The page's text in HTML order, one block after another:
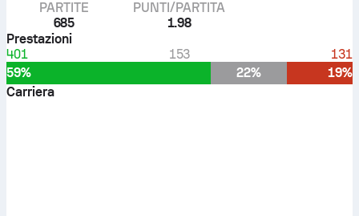
PARTITE
685
PUNTI/PARTITA
1.98
Prestazioni
401
153
131
59%
22%
19%
Carriera